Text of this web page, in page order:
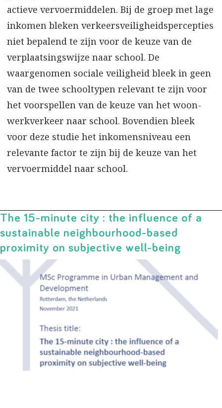
actieve vervoermiddelen. Bij de groep met lage
inkomen bleken verkeersveiligheidspercepties
niet bepalend te zijn voor de keuze van de
verplaatsingswijze naar school. De
waargenomen sociale veiligheid bleek in geen
van de twee schooltypen relevant te zijn voor
het voorspellen van de keuze van het woon-
werkverkeer naar school. Bovendien bleek
voor deze studie het inkomensniveau een
relevante factor te zijn bij de keuze van het
vervoermiddel naar school.
The 15-minute city : the influence of a
sustainable neighbourhood-based
proximity on subjective well-being